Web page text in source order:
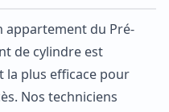
appartement du Pré-
de cylindre est
la plus efficace pour
Nos techniciens